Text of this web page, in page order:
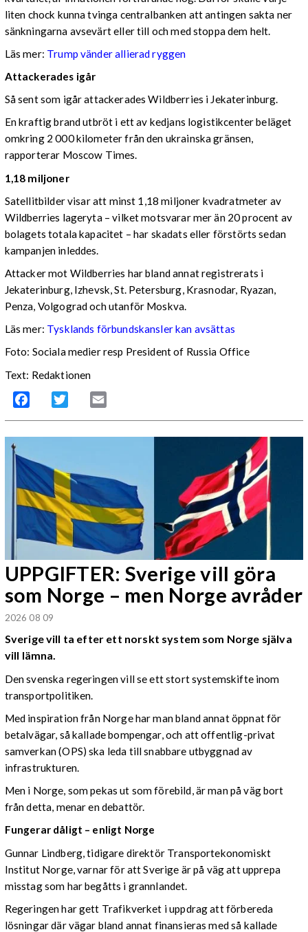
liten chock kunna tvinga centralbanken att antingen sakta ner
sänkningarna avsevärt eller till och med stoppa dem helt.
Läs mer: Trump vänder allierad ryggen
Attackerades igår
Så sent som igår attackerades Wildberries i Jekaterinburg.
En kraftig brand utbröt i ett av kedjans logistikcenter beläget
omkring 2 000 kilometer från den ukrainska gränsen,
rapporterar Moscow Times.
1,18 miljoner
Satellitbilder visar att minst 1,18 miljoner kvadratmeter av
Wildberries lageryta – vilket motsvarar mer än 20 procent av
bolagets totala kapacitet – har skadats eller förstörts sedan
kampanjen inleddes.
Attacker mot Wildberries har bland annat registrerats i
Jekaterinburg, Izhevsk, St. Petersburg, Krasnodar, Ryazan,
Penza, Volgograd och utanför Moskva.
Läs mer: Tysklands förbundskansler kan avsättas
Foto: Sociala medier resp President of Russia Office
Text: Redaktionen
Facebook Twitter
UPPGIFTER: Sverige vill göra
som Norge – men Norge avråder
2026 08 09
Sverige vill ta efter ett norskt system som Norge själva
vill lämna.
Den svenska regeringen vill se ett stort systemskifte inom
transportpolitiken.
Med inspiration från Norge har man bland annat öppnat för
betalvägar, så kallade bompengar, och att offentlig-privat
samverkan (OPS) ska leda till snabbare utbyggnad av
infrastrukturen.
Men i Norge, som pekas ut som förebild, är man på väg bort
från detta, menar en debattör.
Fungerar dåligt – enligt Norge
Gunnar Lindberg, tidigare direktör Transportekonomiskt
Institut Norge, varnar för att Sverige är på väg att upprepa
misstag som har begåtts i grannlandet.
Regeringen har gett Trafikverket i uppdrag att förbereda
lösningar där vägar bland annat finansieras med så kallade